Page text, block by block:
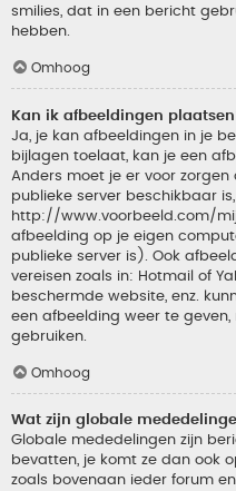
smilies, dat in een bericht
hebben.
Omhoog
Kan ik afbeeldingen
Ja, je kan afbeeldingen in je
bijlagen toelaat, kan je een
Anders moet je er voor
publieke server beschikbaar
http://www.voorbeeld.com/
afbeelding op je eigen
publieke server is). Ook
vereisen zoals in: Hotmail of
beschermde website, enz.
een afbeelding weer te
gebruiken.
Omhoog
Wat zijn globale
Globale mededelingen zijn
bevatten, je komt ze dan ook
zoals bovenaan ieder forum